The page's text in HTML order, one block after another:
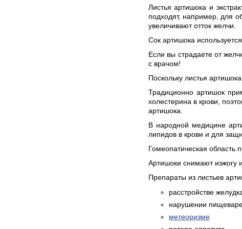
Листья артишока и
подходят, например, для
увеличивают отток желчи.
Сок артишока
Если вы страдаете от
с врачом!
Поскольку листья
Традиционно артишок
холестерина в крови,
артишока.
В народной медицине
липидов в крови и для
Гомеопатическая область
Артишоки снимают изжогу
Препараты из листьев
расстройстве
нарушении
метеоризме